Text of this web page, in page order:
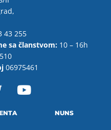
43 255
sa članstvom: 10 – 16h
06975461
o
NUNS